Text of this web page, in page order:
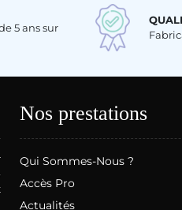
5 ans sur
Nos prestations
Qui Sommes-Nous ?
Accès Pro
Actualités